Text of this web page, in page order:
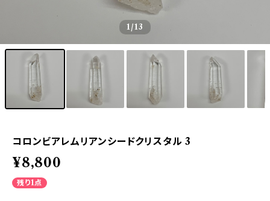
1/13
コロンビアレムリアンシードクリスタル 3
¥8,800
残り1点